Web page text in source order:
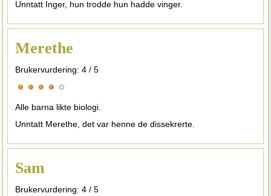
Unntatt Inger, hun trodde hun hadde vinger.
Merethe
Brukervurdering:4 /5
Alle barna likte biologi.
Unntatt Merethe, det var henne de dissekrerte.
Sam
Brukervurdering:4 /5